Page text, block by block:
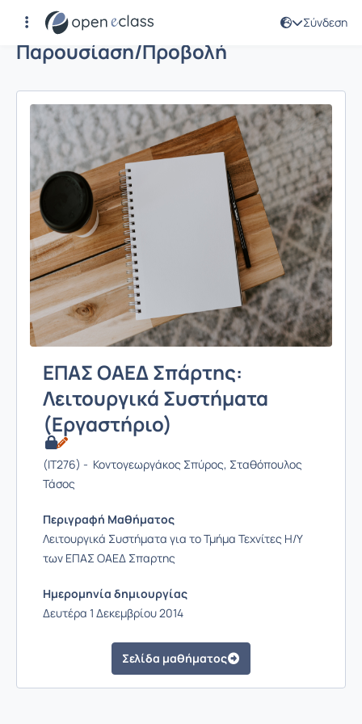
Σύνδεση
Παρουσίαση/Προβολή
ΕΠΑΣ ΟΑΕΔ Σπάρτης:
Λειτουργικά Συστήματα
(Εργαστήριο)
(IT276) - Κοντογεωργάκος Σπύρος, Σταθόπουλος
Τάσος
Περιγραφή Μαθήματος
Λειτουργικά Συστήματα για το Τμήμα Τεχνίτες Η/Υ
των ΕΠΑΣ ΟΑΕΔ Σπαρτης
Ημερομηνία δημιουργίας
Δευτέρα 1 Δεκεμβρίου 2014
Σελίδα μαθήματος